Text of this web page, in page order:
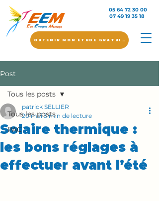
05 64 72 30 00
07 49 19 35 18
OBTENIR MON ÉTUDE GRATUITE
Post
Tous les posts
PAC
Tous les posts
Solaire thermique :
les bons réglages à
effectuer avant l’été
patrick SELLIER
20 mai 3 min de lecture